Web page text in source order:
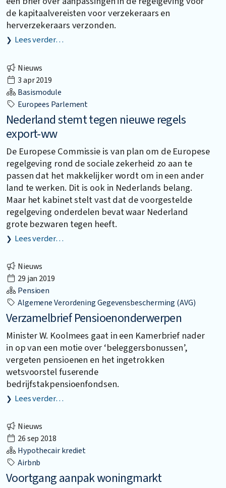
de kapitaalvereisten voor verzekeraars en
herverzekeraars verzonden.
Lees verder…
Nieuws
3 apr 2019
Basismodule
Europees Parlement
Nederland stemt tegen nieuwe regels
export-ww
De Europese Commissie is van plan om de Europese
regelgeving rond de sociale zekerheid zo aan te
passen dat het makkelijker wordt om in een ander
land te werken. Dit is ook in Nederlands belang.
Maar het kabinet stelt vast dat de voorgestelde
regelgeving onderdelen bevat waar Nederland
grote bezwaren tegen heeft.
Lees verder…
Nieuws
29 jan 2019
Pensioen
Algemene Verordening Gegevensbescherming (AVG)
Verzamelbrief Pensioenonderwerpen
Minister W. Koolmees gaat in een Kamerbrief nader
in op van een motie over ‘beleggersbonussen’,
vergeten pensioenen en het ingetrokken
wetsvoorstel fuserende
bedrijfstakpensioenfondsen.
Lees verder…
Nieuws
26 sep 2018
Hypothecair krediet
Airbnb
Voortgang aanpak woningmarkt